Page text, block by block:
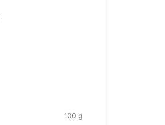
100 g